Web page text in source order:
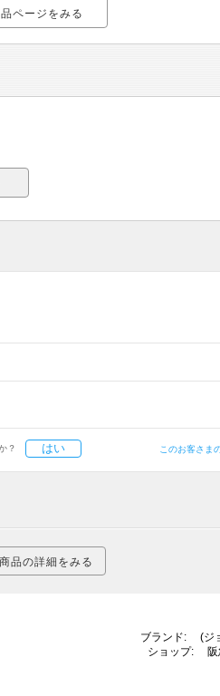
ページをみる
？ はい このお客さま
品の詳細をみる
ブランド: (ジ
ショップ: